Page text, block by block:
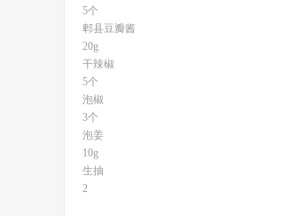
5个
郫县豆瓣酱
20g
干辣椒
5个
泡椒
3个
泡姜
10g
生抽
2